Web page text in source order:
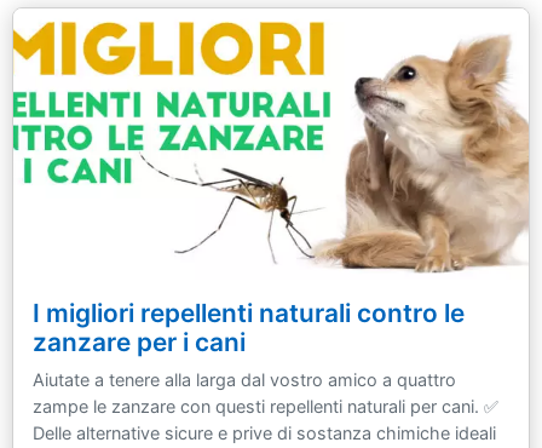
I migliori repellenti naturali contro le
zanzare per i cani
Aiutate a tenere alla larga dal vostro amico a quattro
zampe le zanzare con questi repellenti naturali per cani. ✅
Delle alternative sicure e prive di sostanza chimiche ideali